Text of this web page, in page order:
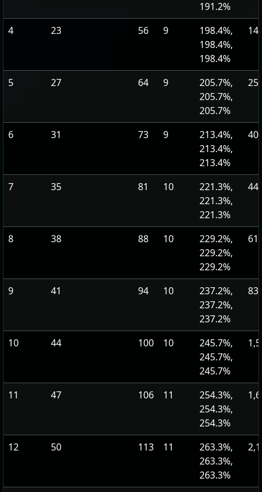
191.2%
4
23 56 9
198.4%,
198.4%,
198.4%
5 27 64 9
205.7%,
205.7%,
205.7%
6 31 73 9
213.4%,
213.4%,
213.4%
7 35 81 10
221.3%,
221.3%,
221.3%
8 38 88 10
229.2%,
229.2%,
229.2%
9 41 94 10
237.2%,
237.2%,
237.2%
10 44 100 10
245.7%,
245.7%,
245.7%
11 47 106 11
254.3%,
254.3%,
254.3%
12 50 113 11
263.3%,
263.3%,
263.3%